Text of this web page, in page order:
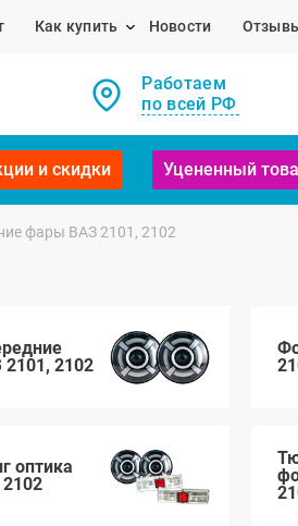
Как купить Новости
Работаем
по всей РФ
и скидки Уцененный
фары ВАЗ 2101, 2102
2102
оптика